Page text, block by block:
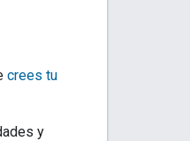
crees tu
y